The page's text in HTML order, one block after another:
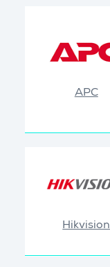
APC
Hikvision